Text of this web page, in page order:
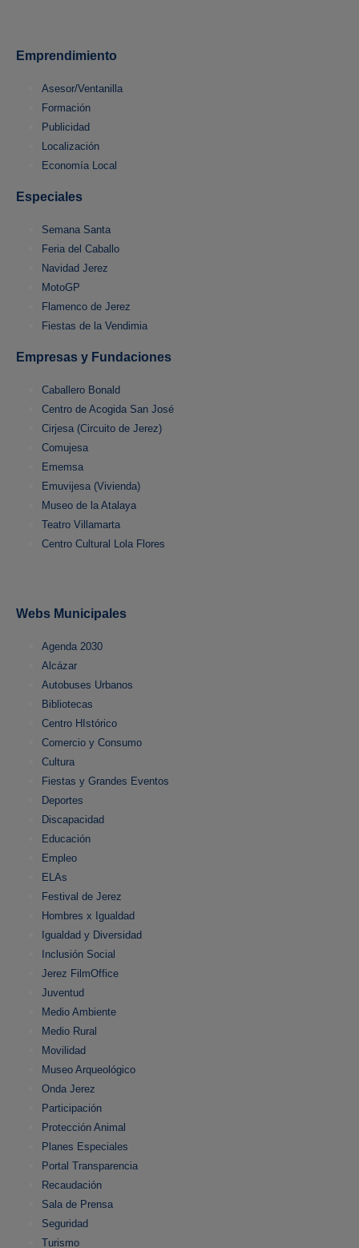
Emprendimiento
Asesor/Ventanilla
Formación
Publicidad
Localización
Economía Local
Especiales
Semana Santa
Feria del Caballo
Navidad Jerez
MotoGP
Flamenco de Jerez
Fiestas de la Vendimia
Empresas y Fundaciones
Caballero Bonald
Centro de Acogida San José
Cirjesa (Circuito de Jerez)
Comujesa
Ememsa
Emuvijesa (Vivienda)
Museo de la Atalaya
Teatro Villamarta
Centro Cultural Lola Flores
Webs Municipales
Agenda 2030
Alcázar
Autobuses Urbanos
Bibliotecas
Centro HIstórico
Comercio y Consumo
Cultura
Fiestas y Grandes Eventos
Deportes
Discapacidad
Educación
Empleo
ELAs
Festival de Jerez
Hombres x Igualdad
Igualdad y Diversidad
Inclusión Social
Jerez FilmOffice
Juventud
Medio Ambiente
Medio Rural
Movilidad
Museo Arqueológico
Onda Jerez
Participación
Protección Animal
Planes Especiales
Portal Transparencia
Recaudación
Sala de Prensa
Seguridad
Turismo